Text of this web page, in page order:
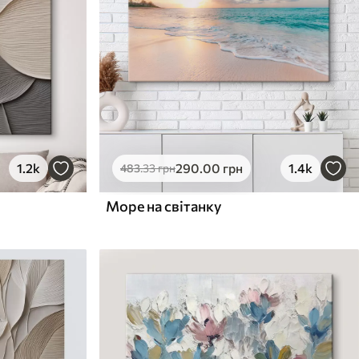
1.2k 483.33грн290.00 грн 1.4k
Море на світанку